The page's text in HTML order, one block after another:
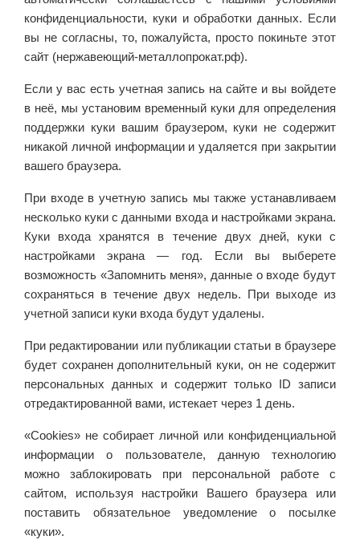
конфиденциальности, куки и обработки данных. Если
вы не согласны, то, пожалуйста, просто покиньте этот
сайт (нержавеющий-металлопрокат.рф).
Если у вас есть учетная запись на сайте и вы войдете
в неё, мы установим временный куки для определения
поддержки куки вашим браузером, куки не содержит
никакой личной информации и удаляется при закрытии
вашего браузера.
При входе в учетную запись мы также устанавливаем
несколько куки с данными входа и настройками экрана.
Куки входа хранятся в течение двух дней, куки с
настройками экрана — год. Если вы выберете
возможность «Запомнить меня», данные о входе будут
сохраняться в течение двух недель. При выходе из
учетной записи куки входа будут удалены.
При редактировании или публикации статьи в браузере
будет сохранен дополнительный куки, он не содержит
персональных данных и содержит только ID записи
отредактированной вами, истекает через 1 день.
«Сookies» не собирает личной или конфиденциальной
информации о пользователе, данную технологию
можно заблокировать при персональной работе с
сайтом, используя настройки Вашего браузера или
поставить обязательное уведомление о посылке
«куки».